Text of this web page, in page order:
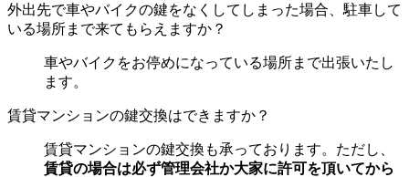
外出先で車やバイクの鍵をなくしてしまった場合、駐車して
いる場所まで来てもらえますか？
車やバイクをお停めになっている場所まで出張いたし
ます。
賃貸マンションの鍵交換はできますか？
賃貸マンションの鍵交換も承っております。ただし、
賃貸の場合は必ず管理会社か大家に許可を頂いてから